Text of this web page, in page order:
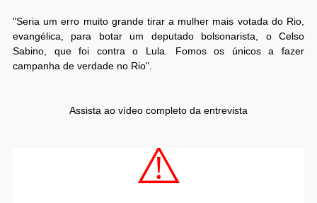
"Seria um erro muito grande tirar a mulher mais votada do Rio,
evangélica, para botar um deputado bolsonarista, o Celso
Sabino, que foi contra o Lula. Fomos os únicos a fazer
campanha de verdade no Rio".
Assista ao vídeo completo da entrevista